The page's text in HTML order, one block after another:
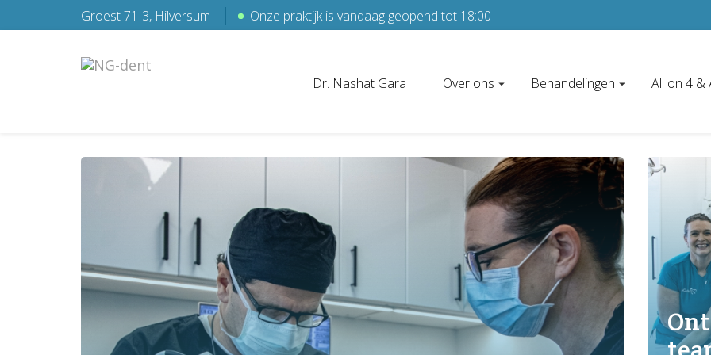
Groest 71-3, Hilversum Onze praktijk is vandaag geopend tot 18:00
Dr. Nashat Gara Over ons Behandelingen All on 4 &